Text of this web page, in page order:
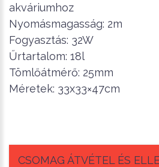
akváriumhoz
Nyomásmagasság: 2m
Fogyasztás: 32W
Űrtartalom: 18l
Tömlőátmérő: 25mm
Méretek: 33x33×47cm
CSOMAG ÁTVÉTEL ÉS